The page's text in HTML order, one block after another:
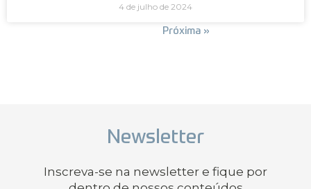
4 de julho de 2024
Próxima »
Newsletter
Inscreva-se na newsletter e fique por